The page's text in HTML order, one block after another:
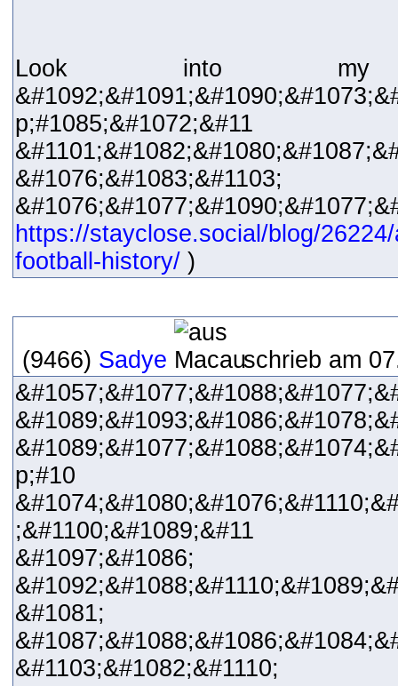
Look into my
p;#1085;&#1072;&#11
&#1076;&#1083;&#1103;
https://stayclose.social/blog/
football-history/ )
(9466) Sadye
schrieb am
p;#10
;&#1100;&#1089;&#11
&#1097;&#1086;
&#1081;
&#1103;&#1082;&#1110;